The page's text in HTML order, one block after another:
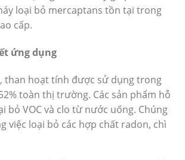
loại bỏ mercaptans tồn tại trong
cấp.
ứng dụng
than hoạt tính được sử dụng trong
toàn thị trường. Các sản phẩm hỗ
bỏ VOC và clo từ nước uống. Chúng
việc loại bỏ các hợp chất radon, chì